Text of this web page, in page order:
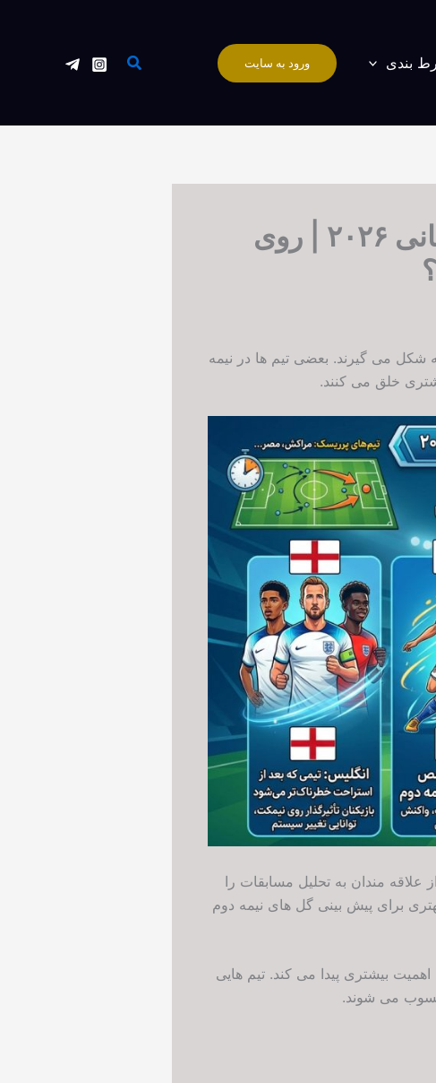
بندی ورود به سایت جستجو
بهترین تیم ها برای شرط گل در نیمه دوم جام جهانی ۲۰۲۶ | روی
شکل می گیرند. بعضی تیم ها در نیمه
خلق می کنند.
شرط گل در نیمه دوم در جام جهانی ۲۰۲۶ توجه بسیاری از علاقه مندان به تحلیل مسابقات را
برای پیش بینی گل های نیمه دوم
بیشتری پیدا می کند. تیم هایی